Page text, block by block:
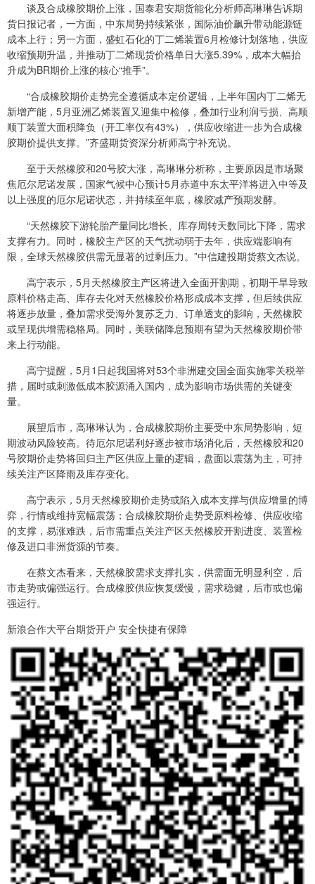
谈及合成橡胶期价上涨，国泰君安期货能化分析师高琳琳告诉期
货日报记者，一方面，中东局势持续紧张，国际油价飙升带动能源链
成本上行；另一方面，盛虹石化的丁二烯装置6月检修计划落地，供应
收缩预期升温，并推动丁二烯现货价格单日大涨5.39%，成本大幅抬
升成为BR期价上涨的核心“推手”。
“合成橡胶期价走势完全遵循成本定价逻辑，上半年国内丁二烯无
新增产能，5月亚洲乙烯装置又迎集中检修，叠加行业利润亏损、高顺
顺丁装置大面积降负（开工率仅有43%），供应收缩进一步为合成橡
胶期价提供支撑。”齐盛期货资深分析师高宁补充说。
至于天然橡胶和20号胶大涨，高琳琳分析称，主要原因是市场聚
焦厄尔尼诺发展，国家气候中心预计5月赤道中东太平洋将进入中等及
以上强度的厄尔尼诺状态，并持续至年底，橡胶减产预期发酵。
“天然橡胶下游轮胎产量同比增长、库存周转天数同比下降，需求
支撑有力。同时，橡胶主产区的天气扰动弱于去年，供应端影响有
限，全球天然橡胶供需无显著的过剩压力。”中信建投期货蔡文杰说。
高宁表示，5月天然橡胶主产区将进入全面开割期，初期干旱导致
原料价格走高、库存去化对天然橡胶价格形成成本支撑，但后续供应
将逐步放量，叠加需求受海外复苏乏力、订单透支的影响，天然橡胶
或呈现供增需稳格局。同时，美联储降息预期有望为天然橡胶期价带
来上行动能。
高宁提醒，5月1日起我国将对53个非洲建交国全面实施零关税举
措，届时或刺激低成本胶源涌入国内，成为影响市场供需的关键变
量。
展望后市，高琳琳认为，合成橡胶期价主要受中东局势影响，短
期波动风险较高。待厄尔尼诺利好逐步被市场消化后，天然橡胶和20
号胶期价走势将回归主产区供应上量的逻辑，盘面以震荡为主，可持
续关注产区降雨及库存变化。
高宁表示，5月天然橡胶期价走势或陷入成本支撑与供应增量的博
弈，行情或维持宽幅震荡；合成橡胶期价走势受原料检修、供应收缩
的支撑，易涨难跌，后市需重点关注产区天然橡胶开割进度、装置检
修及进口非洲货源的节奏。
在蔡文杰看来，天然橡胶需求支撑扎实，供需面无明显利空，后
市走势或偏强运行。合成橡胶供应恢复缓慢，需求稳健，后市或也偏
强运行。
新浪合作大平台期货开户 安全快捷有保障